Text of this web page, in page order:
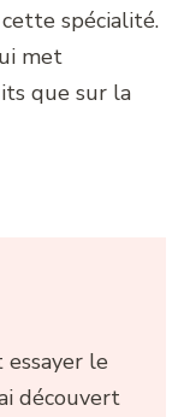
spécialité.
met
que sur la
le
découvert